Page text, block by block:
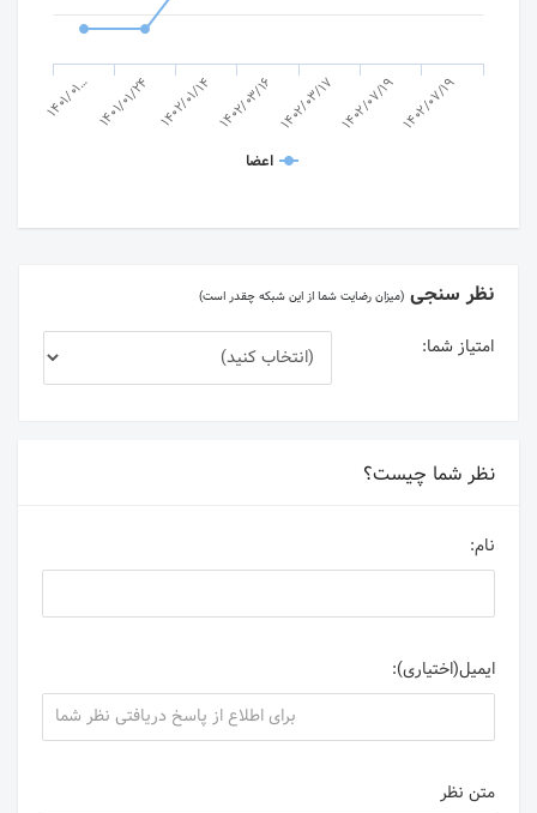
اعضا
1401/01… 1401/01/24 1402/01/14 1402/03/16 1402/03/171402/07/191402/07/19
نظر سنجی (میزان رضایت شما از این شبکه چقدر است)
امتیاز شما:
نظر شما چیست؟
نام:
ایمیل(اختیاری):
متن نظر